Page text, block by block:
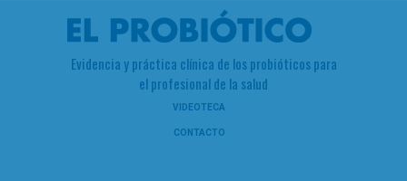
Evidencia y práctica clínica de los probióticos para
el profesional de la salud
VIDEOTECA
CONTACTO